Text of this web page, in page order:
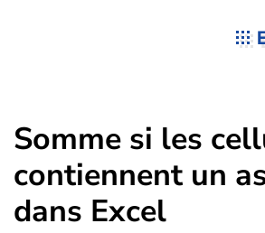
Somme si les
contiennent un
dans Excel